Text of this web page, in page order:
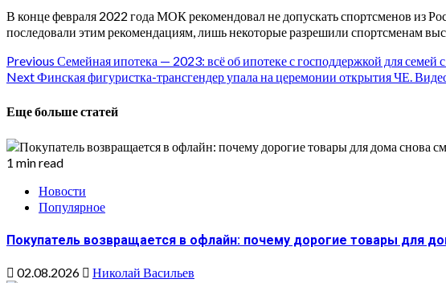
В конце февраля 2022 года МОК рекомендовал не допускать спортсменов из
последовали этим рекомендациям, лишь некоторые разрешили спортсменам
Continue
Previous Семейная ипотека — 2023: всё об ипотеке с господдержкой для семей
NextФинская фигуристка-трансгендер упала на церемонии открытия ЧЕ.
Еще больше статей
1 min read
Новости
Популярное
Покупатель возвращается в офлайн: почему дорогие товары для
02.08.2026 Николай Васильев